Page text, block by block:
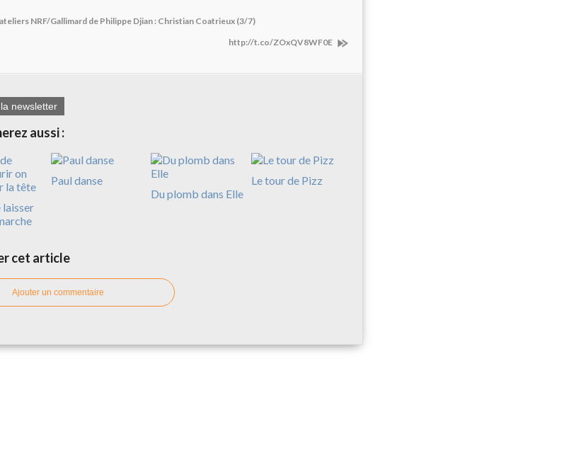
NRF/Gallimard de Philippe Djian : Christian Coatrieux (3/7)
http://t.co/ZOxQV8WF0E
newsletter
aussi :
Paul danse
Du plomb dans Elle
Le tour de Pizz
cet article
Ajouter un commentaire